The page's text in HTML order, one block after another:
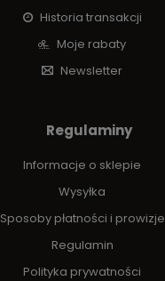
Historia transakcji
Moje rabaty
Newsletter
Regulaminy
Informacje o sklepie
Wysyłka
Sposoby płatności i prowizje
Regulamin
Polityka prywatności